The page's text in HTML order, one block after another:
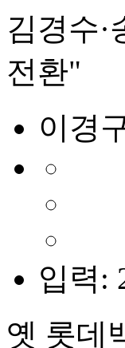
김경수
전환"
이경
입력:
옛 롯데